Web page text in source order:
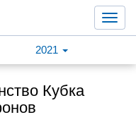
2021
Кубка